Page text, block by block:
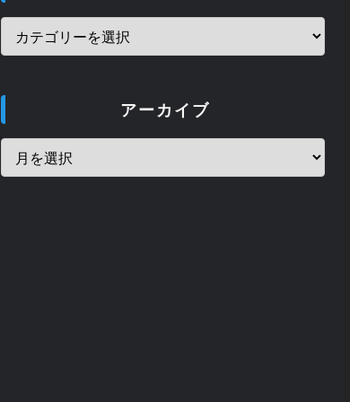
アーカイブ